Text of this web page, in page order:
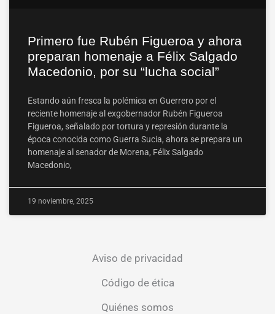
Primero fue Rubén Figueroa y ahora
preparan homenaje a Félix Salgado
Macedonio, por su “lucha social”
Estando aún fresca la polémica en Guerrero por el
reciente homenaje al exgobernador Rubén Figueroa
Figueroa, señalado por tortura y represión durante la
época conocida como Guerra Sucia, ahora se prepara un
homenaje al senador de Morena, Félix Salgado
Macedonio,
19 noviembre, 2025
Aviso de privacidad
Código de ética
Quiénes somos